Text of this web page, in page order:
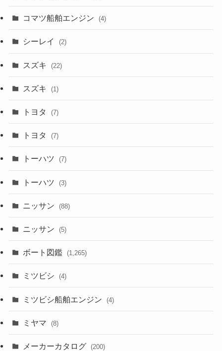
コマツ船舶エンジン (4)
シーレイ (2)
スズキ (22)
スズキ (1)
トヨタ (7)
トヨタ (7)
トーハツ (7)
トーハツ (3)
ニッサン (88)
ニッサン (5)
ボート図鑑 (1,265)
ミツビシ (4)
ミツビシ船舶エンジン (4)
ミヤマ (8)
メーカーカタログ (200)